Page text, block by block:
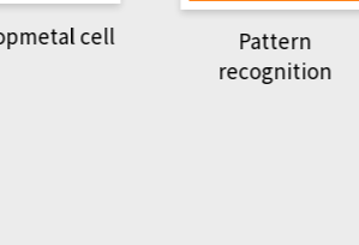
Pattern
National
Geographic